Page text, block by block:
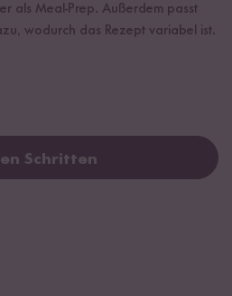
als Meal-Prep. Außerdem passt
wodurch das Rezept variabel ist.
Schritten